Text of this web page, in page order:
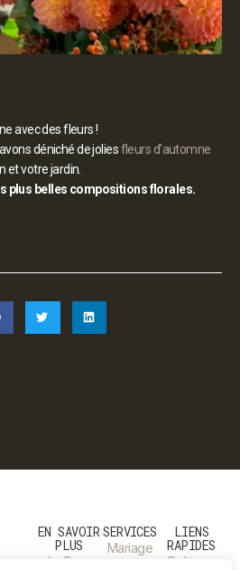
avec des fleurs !
déniché de joliesfleurs d’automne
et votre jardin.
plus belles compositions florales.
EN SAVOIR
PLUS
Le Parc
SERVICES
Mariage
LIENS
RAPIDES
Politique